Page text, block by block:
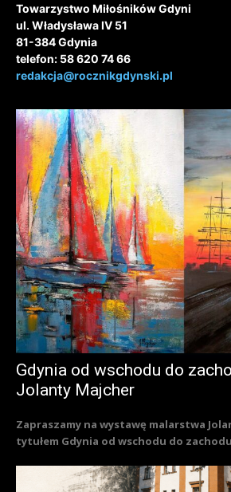
Towarzystwo Miłośników Gdyni
ul. Władysława IV 51
81-384 Gdynia
telefon: 58 620 74 66
redakcja@rocznikgdynski.pl
Gdynia od wschodu do
Jolanty Majcher
Zapraszamy na wystawę malarstwa
tytułem Gdynia od wschodu do